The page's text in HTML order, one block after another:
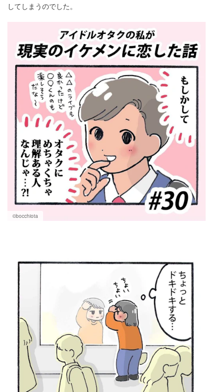
してしまうのでした。
©bocchiota